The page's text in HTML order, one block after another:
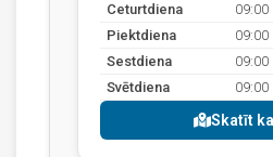
Ceturtdiena
09:00
Piektdiena
09:00
Sestdiena
09:00
Svētdiena
09:00
Skatīt